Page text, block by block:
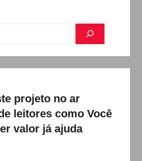
projeto no ar
leitores como Você
valor já ajuda